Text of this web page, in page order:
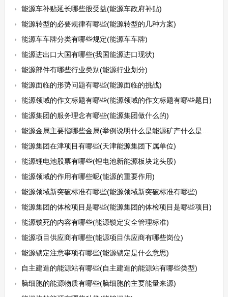
能源车补贴延长哪些股受益(能源车政府补贴)
能源转型的必要规律有哪些(能源转型的几种方案)
能源车车牌分类有哪些规定(能源车车牌)
能源进出口大国有哪些(我国能源进口现状)
能源部件有哪些行业类别(能源行业划分)
能源面临的形势问题有哪些(能源面临的挑战)
能源领域的作文标题有哪些(能源领域的作文标题有哪些题目)
能源集团的服务理念有哪些(能源集团做什么的)
能源金属主要指哪些金属(举例说明什么是能源矿产什么是金属矿产和非金属矿产)
能源集团在津项目有哪些(天津能源集团下属单位)
能源锂电池股票有哪些(锂电池新能源板块龙头股)
能源领域的作用有哪些呢(能源的重要作用)
能源领域新突破标准有哪些(能源领域新突破标准有哪些)
能源集团的体检项目是哪些(能源集团的体检项目是哪些项目)
能源锁死的内容有哪些(能源锁定安全管理标准)
能源项目供应商有哪些(能源项目供应商有哪些岗位)
能源锁定注意事项有哪些(能源锁定是什么意思)
自主建造的能源站有哪些(自主建造的能源站有哪些类型)
脑细胞的能源物质有哪些(脑细胞的主要能量来源)